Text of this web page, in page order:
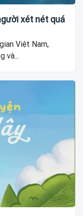
xét nét quá
Việt Nam,
và...